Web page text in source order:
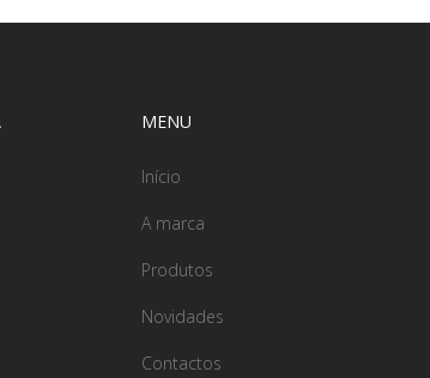
MENU
Início
A marca
Produtos
Novidades
Contactos